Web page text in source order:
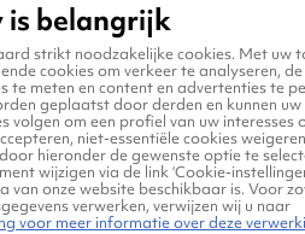
is belangrijk
strikt noodzakelijke cookies. Met uw
cookies om verkeer te analyseren,
te meten en content en advertenties te
geplaatst door derden en kunnen
volgen om een profiel van uw interesses
niet-essentiële cookies
hieronder de gewenste optie te
wijzigen via de link ‘Cookie-
van onze website beschikbaar is. Voor
verwerken, verwijzen wij u naar
voor meer informatie over deze